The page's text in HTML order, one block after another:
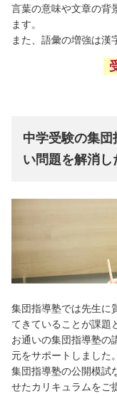
言葉の意味や文章の背
ます。
また、語彙の増強は漢
中学受験の集
い問題を解消し
集団指導塾では先生に
てきていることが課題
お通いの集団指導塾の
元をサポートしました。
集団指導塾の公開模試
せたカリキュラムをご